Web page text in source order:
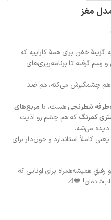
گزینهٔ خفن برای همهٔ کاراییه که
گرفته تا برنامه‌ریزی‌های
هم چشمگیرش می‌کنه، هم ضد
هست، با مربع‌های
کمرنگ که هم چشم رو اذیت
دیده می‌شه.
یعنی کاملاً استاندارد و جون‌دار برای
همیشه‌همراه برای اونایی که
🧡📐